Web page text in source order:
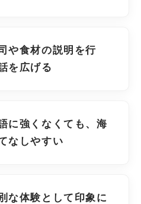
や食材の説明を行
を広げる
に強くなくても、海
なしやすい
な体験として印象に